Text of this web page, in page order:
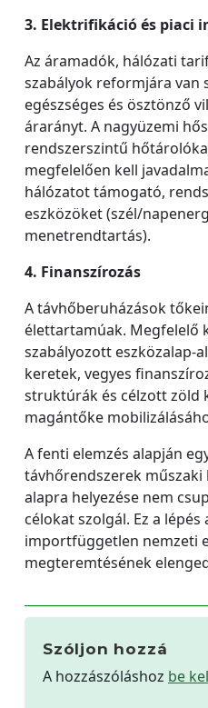
3. Elektrifikáció és piaci
Az áramadók, hálózati
szabályok reformjára van
egészséges és ösztönző
árarányt. A nagyüzemi
rendszerszintű
megfelelően kell
hálózatot támogató,
eszközöket (szél/
menetrendtartás).
4. Finanszírozás
A távhőberuházások
élettartamúak. Megfelelő
szabályozott eszközalap-
keretek, vegyes
struktúrák és célzott zöld
magántőke
A fenti elemzés alapján
távhőrendszerek
alapra helyezése nem
célokat szolgál. Ez a
importfüggetlen nemzeti
megteremtésének
Szóljon hozzá
A hozzászóláshoz be